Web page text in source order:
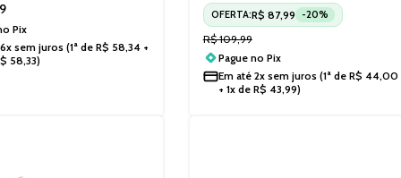
Pix
6x sem juros (1ª de R$ 58,34 +
58,33)
OFERTA:R$ 87,99 -20%
R$109,99
Pague no Pix
Em até 2x sem juros(1ª de R$ 44,00
+ 1x de R$ 43,99)